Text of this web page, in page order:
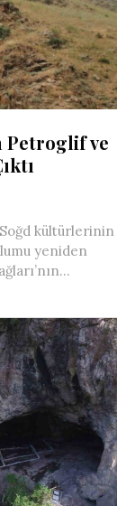
Petroglif ve
kültürlerinin
yeniden